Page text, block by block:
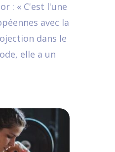
: « C'est l'une
avec la
dans le
elle a un